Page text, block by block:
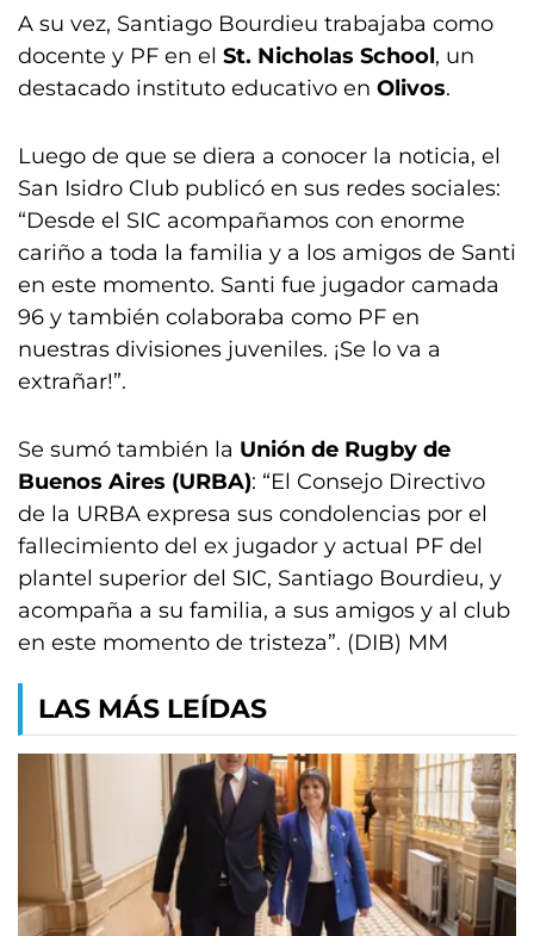
A su vez, Santiago Bourdieu trabajaba como
docente y PF en el St. Nicholas School, un
destacado instituto educativo en Olivos.
Luego de que se diera a conocer la noticia, el
San Isidro Club publicó en sus redes sociales:
“Desde el SIC acompañamos con enorme
cariño a toda la familia y a los amigos de Santi
en este momento. Santi fue jugador camada
96 y también colaboraba como PF en
nuestras divisiones juveniles. ¡Se lo va a
extrañar!”.
Se sumó también la Unión de Rugby de
Buenos Aires (URBA): “El Consejo Directivo
de la URBA expresa sus condolencias por el
fallecimiento del ex jugador y actual PF del
plantel superior del SIC, Santiago Bourdieu, y
acompaña a su familia, a sus amigos y al club
en este momento de tristeza”. (DIB) MM
LAS MÁS LEÍDAS